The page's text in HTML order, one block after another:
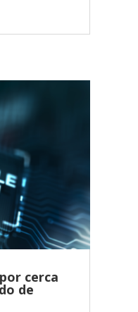
cerca
de